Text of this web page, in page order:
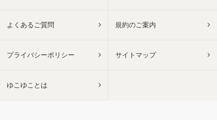
よくあるご質問 規約のご案内
プライバシーポリシー サイトマップ
ゆこゆことは